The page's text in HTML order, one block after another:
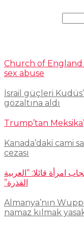
Church of
sex abuse
İsrail güçleri
gözaltına aldı
Trump’tan
Kanada’daki cami
cezası
قائلا: “العربية
القذرة”
Almanya’nın
namaz kılmak